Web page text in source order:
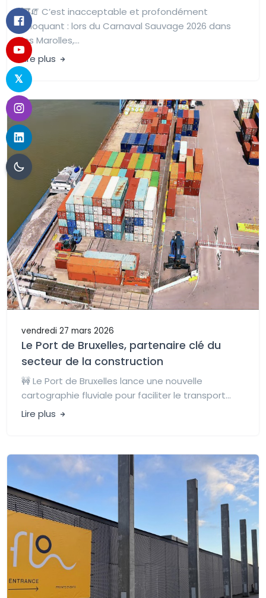
🚒🧯 C’est inacceptable et profondément
choquant : lors du Carnaval Sauvage 2026 dans
les Marolles,...
Lire plus
vendredi 27 mars 2026
Le Port de Bruxelles, partenaire clé du
secteur de la construction
🚧 Le Port de Bruxelles lance une nouvelle
cartographie fluviale pour faciliter le transport...
Lire plus